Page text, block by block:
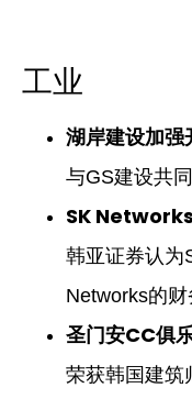
工业
湖岸建设加强
与GS建设共
SK
韩亚证券认为
Networks的
圣门安CC俱
荣获韩国建筑